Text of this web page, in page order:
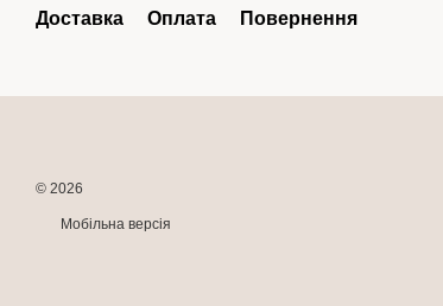
Доставка
Оплата Повернення
© 2026
Мобільна версія